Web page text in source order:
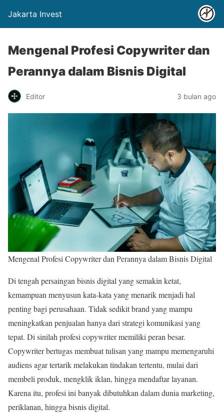
Jakarta Invest
Mengenal Profesi Copywriter dan
Perannya dalam Bisnis Digital
Editor 3 bulan ago
Mengenal Profesi Copywriter dan Perannya dalam Bisnis Digital
Di tengah persaingan bisnis digital yang semakin ketat,
kemampuan menyusun kata-kata yang menarik menjadi hal
penting bagi perusahaan. Tidak sedikit brand yang mampu
meningkatkan penjualan hanya dari strategi komunikasi yang
tepat. Di sinilah profesi copywriter memiliki peran besar.
Copywriter bertugas membuat tulisan yang mampu memengaruhi
audiens agar tertarik melakukan tindakan tertentu, mulai dari
membeli produk, mengklik iklan, hingga mendaftar layanan.
Karena itu, profesi ini banyak dibutuhkan dalam dunia marketing,
periklanan, hingga bisnis digital.